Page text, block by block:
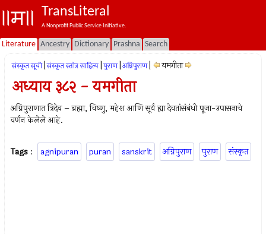
TransLiteral
A Nonprofit Public Service Initiative.
Literature Ancestry Dictionary Prashna Search
संस्कृत सूची संस्कृत स्तोत्र साहित्य पुराण अग्निपुराण यमगीता
अध्याय ३८२ - यमगीता
अग्निपुराणात त्रिदेव – ब्रह्मा, विष्‍णु, महेश आणि सूर्य ह्या देवतांसंबंधी पूजा-उपासनाचे
वर्णन केलेले आहे.
Tags : agnipuran puran sanskrit अग्निपुराण पुराण संस्कृत